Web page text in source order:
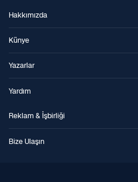
Hakkımızda
Künye
Yazarlar
Yardım
Reklam & İşbirliği
Bize Ulaşın